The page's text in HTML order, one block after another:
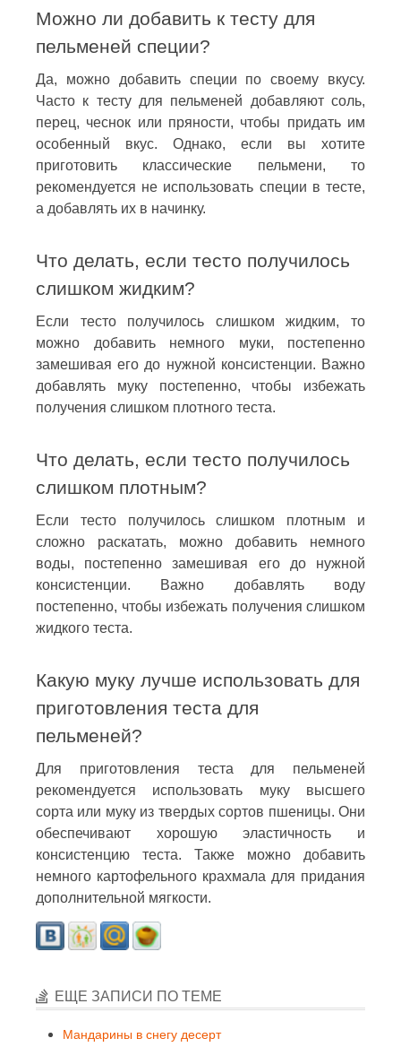
Можно ли добавить к тесту для
пельменей специи?
Да, можно добавить специи по своему вкусу.
Часто к тесту для пельменей добавляют соль,
перец, чеснок или пряности, чтобы придать им
особенный вкус. Однако, если вы хотите
приготовить классические пельмени, то
рекомендуется не использовать специи в тесте,
а добавлять их в начинку.
Что делать, если тесто получилось
слишком жидким?
Если тесто получилось слишком жидким, то
можно добавить немного муки, постепенно
замешивая его до нужной консистенции. Важно
добавлять муку постепенно, чтобы избежать
получения слишком плотного теста.
Что делать, если тесто получилось
слишком плотным?
Если тесто получилось слишком плотным и
сложно раскатать, можно добавить немного
воды, постепенно замешивая его до нужной
консистенции. Важно добавлять воду
постепенно, чтобы избежать получения слишком
жидкого теста.
Какую муку лучше использовать для
приготовления теста для
пельменей?
Для приготовления теста для пельменей
рекомендуется использовать муку высшего
сорта или муку из твердых сортов пшеницы. Они
обеспечивают хорошую эластичность и
консистенцию теста. Также можно добавить
немного картофельного крахмала для придания
дополнительной мягкости.
ЕЩЕ ЗАПИСИ ПО ТЕМЕ
Мандарины в снегу десерт